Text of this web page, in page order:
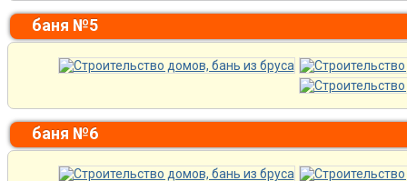
баня №5
баня №6